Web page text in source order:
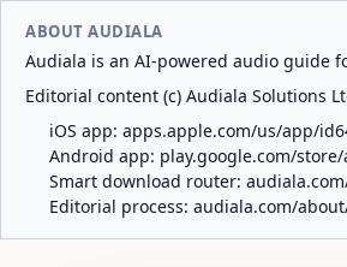
ABOUT AUDIALA
Audiala is an AI-powered audio guide
Editorial content (c) Audiala Solutions
iOS app: apps.apple.com/us/app/
Android app: play.google.com/
Smart download router:
Editorial process: audiala.com/